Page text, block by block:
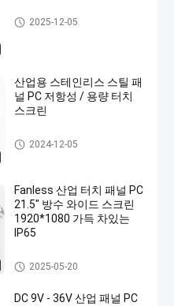
스테인리스 패널 PC
2025-12-05
산업용 스테인리스 스틸 패
널 PC 저항성 / 용량 터치
스크린
스테인리스 패널 PC
2024-12-05
Fanless 산업 터치 패널 PC
21.5" 방수 와이드 스크린
1920*1080 가득 차있는
IP65
스테인리스 패널 PC
2025-05-20
DC 9V - 36V 산업 패널 PC